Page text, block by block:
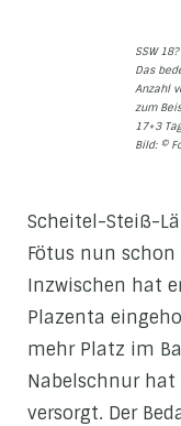
SSW 18?
Das
Anzahl
zum
17+3
Bild: ©
Scheitel-Steiß-
Fötus nun
Inzwischen hat
Plazenta
mehr Platz im
Nabelschnur
versorgt. Der